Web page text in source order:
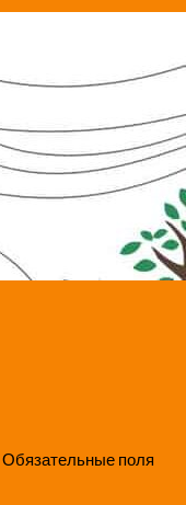
Обязательные поля